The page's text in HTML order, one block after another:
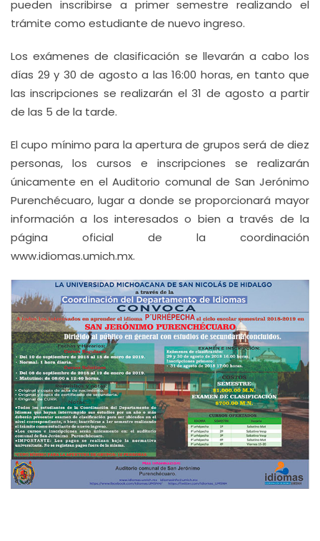
pueden inscribirse a primer semestre realizando el
trámite como estudiante de nuevo ingreso.
Los exámenes de clasificación se llevarán a cabo los
días 29 y 30 de agosto a las 16:00 horas, en tanto que
las inscripciones se realizarán el 31 de agosto a partir
de las 5 de la tarde.
El cupo mínimo para la apertura de grupos será de diez
personas, los cursos e inscripciones se realizarán
únicamente en el Auditorio comunal de San Jerónimo
Purenchécuaro, lugar a donde se proporcionará mayor
información a los interesados o bien a través de la
página oficial de la coordinación
www.idiomas.umich.mx.